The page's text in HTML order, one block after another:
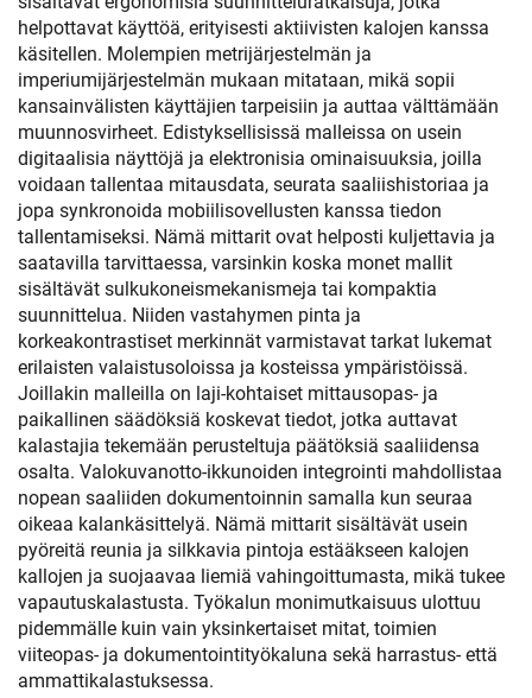
helpottavat käyttöä, erityisesti aktiivisten kalojen kanssa
käsitellen. Molempien metrijärjestelmän ja
imperiumijärjestelmän mukaan mitataan, mikä sopii
kansainvälisten käyttäjien tarpeisiin ja auttaa välttämään
muunnosvirheet. Edistyksellisissä malleissa on usein
digitaalisia näyttöjä ja elektronisia ominaisuuksia, joilla
voidaan tallentaa mitausdata, seurata saaliishistoriaa ja
jopa synkronoida mobiilisovellusten kanssa tiedon
tallentamiseksi. Nämä mittarit ovat helposti kuljettavia ja
saatavilla tarvittaessa, varsinkin koska monet mallit
sisältävät sulkukoneismekanismeja tai kompaktia
suunnittelua. Niiden vastahymen pinta ja
korkeakontrastiset merkinnät varmistavat tarkat lukemat
erilaisten valaistusoloissa ja kosteissa ympäristöissä.
Joillakin malleilla on laji-kohtaiset mittausopas- ja
paikallinen säädöksiä koskevat tiedot, jotka auttavat
kalastajia tekemään perusteltuja päätöksiä saaliidensa
osalta. Valokuvanotto-ikkunoiden integrointi mahdollistaa
nopean saaliiden dokumentoinnin samalla kun seuraa
oikeaa kalankäsittelyä. Nämä mittarit sisältävät usein
pyöreitä reunia ja silkkavia pintoja estääkseen kalojen
kallojen ja suojaavaa liemiä vahingoittumasta, mikä tukee
vapautuskalastusta. Työkalun monimutkaisuus ulottuu
pidemmälle kuin vain yksinkertaiset mitat, toimien
viiteopas- ja dokumentointityökaluna sekä harrastus- että
ammattikalastuksessa.